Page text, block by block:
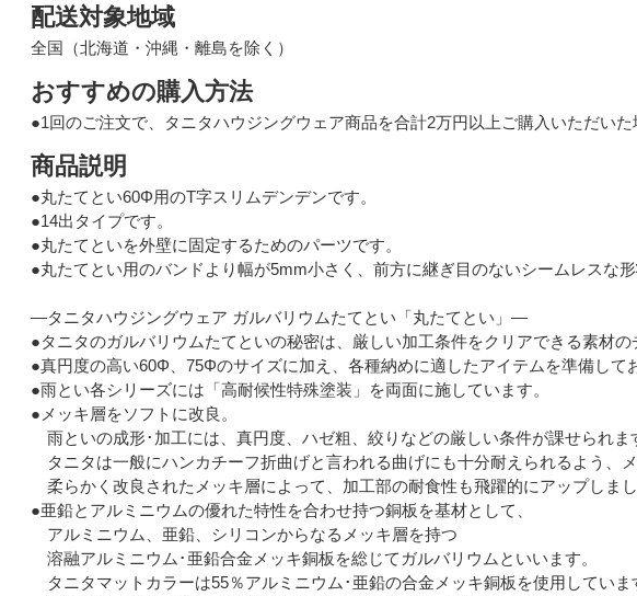
配送対象地域
全国（北海道・沖縄・離島を除く）
おすすめの購入方法
●1回のご注文で、タニタハウジングウェア商品を合計2万円以上ご購入いただいた
商品説明
●丸たてとい60Φ用のT字スリムデンデンです。
●14出タイプです。
●丸たてといを外壁に固定するためのパーツです。
●丸たてとい用のバンドより幅が5mm小さく、前方に継ぎ目のないシームレスな形
―タニタハウジングウェア ガルバリウムたてとい「丸たてとい」―
●タニタのガルバリウムたてといの秘密は、厳しい加工条件をクリアできる素材の
●真円度の高い60Φ、75Φのサイズに加え、各種納めに適したアイテムを準備して
●雨とい各シリーズには「高耐候性特殊塗装」を両面に施しています。
●メッキ層をソフトに改良。
雨といの成形･加工には、真円度、ハゼ粗、絞りなどの厳しい条件が課せられま
タニタは一般にハンカチーフ折曲げと言われる曲げにも十分耐えられるよう、
柔らかく改良されたメッキ層によって、加工部の耐食性も飛躍的にアップしまし
●亜鉛とアルミニウムの優れた特性を合わせ持つ銅板を基材として、
アルミニウム、亜鉛、シリコンからなるメッキ層を持つ
溶融アルミニウム･亜鉛合金メッキ銅板を総じてガルバリウムといいます。
タニタマットカラーは55％アルミニウム･亜鉛の合金メッキ銅板を使用していま